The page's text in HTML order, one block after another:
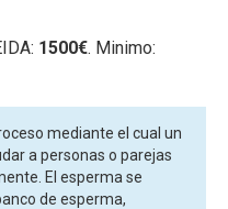
1500€. Minimo:
mediante el cual un
a personas o parejas
El esperma se
de esperma,